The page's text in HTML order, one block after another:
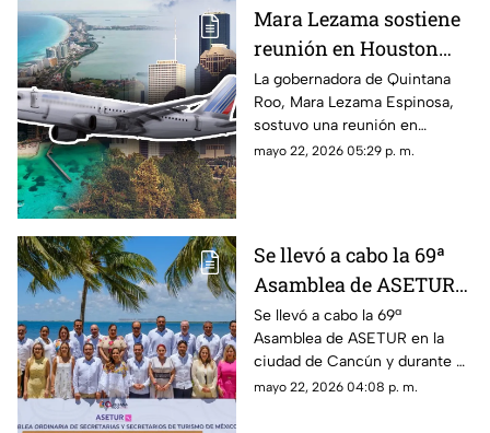
Mara Lezama sostiene
reunión en Houston
para fortalecer las
alianzas con el Caribe
Mexicano
La gobernadora de Quintana
Roo, Mara Lezama Espinosa,
sostuvo una reunión en
Houston para fortalecer las
mayo 22, 2026 05:29 p. m.
Se llevó a cabo la 69ª
Asamblea de ASETUR
en Cancún y Quintana
Roo reafirma su
liderazgo turístico
Se llevó a cabo la 69ª
Asamblea de ASETUR en la
ciudad de Cancún y durante el
evento, el estado de Quintana
mayo 22, 2026 04:08 p. m.